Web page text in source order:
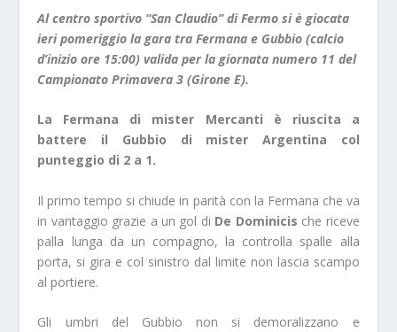
Al centro sportivo “San Claudio” di Fermo si è giocata
ieri pomeriggio la gara tra Fermana e Gubbio (calcio
d’inizio ore 15:00) valida per la giornata numero 11 del
Campionato Primavera 3 (Girone E).
La Fermana di mister Mercanti è riuscita a
battere il Gubbio di mister Argentina col
punteggio di 2 a 1.
Il primo tempo si chiude in parità con la Fermana che va
in vantaggio grazie a un gol di De Dominicis che riceve
palla lunga da un compagno, la controlla spalle alla
porta, si gira e col sinistro dal limite non lascia scampo
al portiere.
Gli umbri del Gubbio non si demoralizzano e